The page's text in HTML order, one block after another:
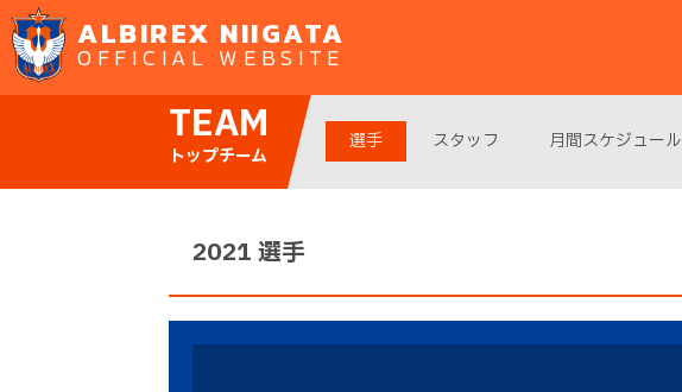
ALBIREX NIIGATA
OFFICIAL WEBSITE
TEAM
トップチーム
選手 スタッフ 月間スケジュール
2021 選手